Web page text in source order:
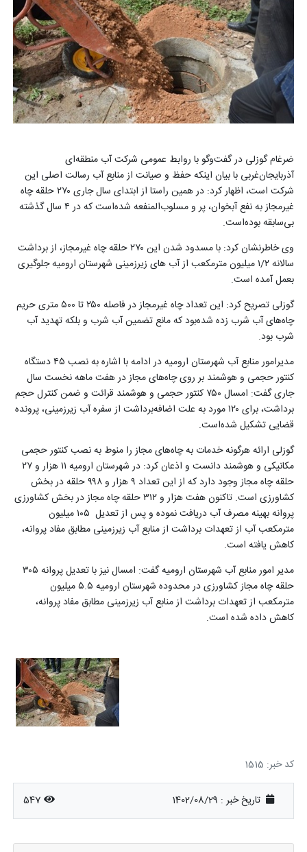
ضرغام گوزلی در گفت‌وگو با روابط عمومی شرکت آب منطقه‌ای
آذربایجان‌غربی با بیان اینکه حفظ و صیانت از منابع آب رسالت اصلی این
شرکت است، اظهار کرد: در همین راستا از ابتدای سال جاری ۲۷۰ حلقه چاه
غیرمجاز به نفع آبخوان، پر و مسلوب‌المنفعه شده‌است که در ۴ سال گذشته
بی‌سابقه بوده‌است.
وی خاطرنشان کرد: با مسدود شدن این ۲۷۰ حلقه چاه غیرمجاز، از برداشت
سالانه ۱/۲ میلیون مترمکعب از آب های زیرزمینی شهرستان ارومیه جلوگیری
بعمل آمده است.
گوزلی تصریح کرد: این تعداد چاه غیرمجاز در فاصله ۲۵۰ تا ۵۰۰ متری حریم
چاه‌های آب شرب زده شده‌بود که مانع تضمین آب شرب و بلکه تهدید آب
شرب بود.
مدیرامور منابع آب شهرستان ارومیه در ادامه با اشاره به نصب ۴۵ دستگاه
کنتور حجمی و هوشمند بر روی چاه‌های مجاز در هفت ماهه نخست سال
جاری گفت: امسال ۷۵۰ کنتور حجمی و هوشمند قرائت و ضمن کنترل حجم
برداشت، برای ۱۲۰ مورد به علت اضافه‌برداشت از سفره آب زیرزمینی، پرونده
قضایی تشکیل شده‌است.
گوزلی ارائه هرگونه خدمات به چاه‌های مجاز را منوط به نصب کنتور حجمی
مکانیکی و هوشمند دانست و اذعان کرد: در شهرستان ارومیه ۱۱ هزار و ۲۷
حلقه چاه مجاز وجود دارد که از این تعداد ۹ هزار و ۹۹۸ حلقه در بخش
کشاورزی است. تاکنون هفت هزار و ۳۱۲ حلقه چاه مجاز در بخش کشاورزی
پروانه بهینه مصرف آب دریافت نموده و پس از تعدیل ۱۰۵ میلیون
مترمکعب آب از تعهدات برداشت از منابع آب زیرزمینی مطابق مفاد پروانه،
کاهش یافته است.
مدیر امور منابع آب شهرستان ارومیه گفت: امسال نیز با تعدیل پروانه ۳۰۵
حلقه چاه مجاز کشاورزی در محدوده شهرستان ارومیه ۵.۵ میلیون
مترمکعب از تعهدات برداشت از منابع آب زیرزمینی مطابق مفاد پروانه،
کاهش داده شده است.
کد خبر: 1515
تاریخ خبر : 1402/08/29 547